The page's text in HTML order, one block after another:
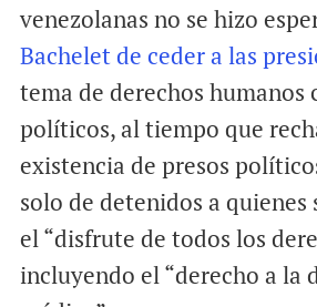
venezolanas no se hizo
Bachelet de ceder a las
tema de derechos humanos
políticos, al tiempo que
existencia de presos
solo de detenidos a quienes
el “disfrute de todos los
incluyendo el “derecho a la